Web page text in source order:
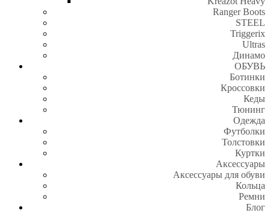
Ranger Boots
STEEL
Triggerix
Ultras
Динамо
ОБУВЬ
Ботинки
Кроссовки
Кеды
Тюнинг
Одежда
Футболки
Толстовки
Куртки
Аксессуары
Аксессуары для обуви
Кольца
Ремни
Блог